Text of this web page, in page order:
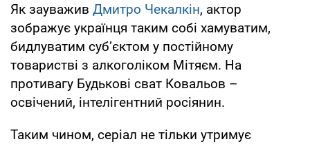
Як зауважив Дмитро Чекалкін, актор
зображує українця таким собі хамуватим,
бидлуватим суб’єктом у постійному
товаристві з алкоголіком Мітяєм. На
противагу Будькові сват Ковальов –
освічений, інтелігентний росіянин.
Таким чином, серіал не тільки утримує